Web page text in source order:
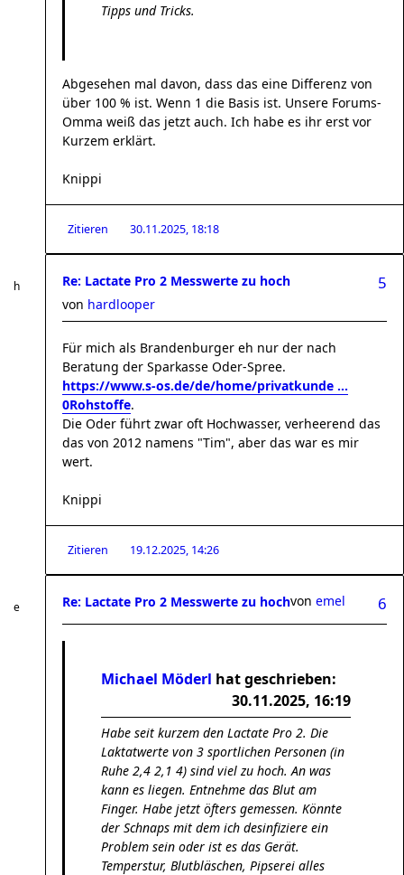
Tipps und Tricks.
Abgesehen mal davon, dass das eine Differenz von
über 100 % ist. Wenn 1 die Basis ist. Unsere Forums-
Omma weiß das jetzt auch. Ich habe es ihr erst vor
Kurzem erklärt.
Knippi
Zitieren 30.11.2025, 18:18
Re: Lactate Pro 2 Messwerte zu hoch 5
von hardlooper
Für mich als Brandenburger eh nur der nach
Beratung der Sparkasse Oder-Spree.
https://www.s-os.de/de/home/privatkunde ...
0Rohstoffe.
Die Oder führt zwar oft Hochwasser, verheerend das
das von 2012 namens "Tim", aber das war es mir
wert.
Knippi
Zitieren 19.12.2025, 14:26
Re: Lactate Pro 2 Messwerte zu hoch 6
von emel
Michael Möderl hat geschrieben:
30.11.2025, 16:19
Habe seit kurzem den Lactate Pro 2. Die
Laktatwerte von 3 sportlichen Personen (in
Ruhe 2,4 2,1 4) sind viel zu hoch. An was
kann es liegen. Entnehme das Blut am
Finger. Habe jetzt öfters gemessen. Könnte
der Schnaps mit dem ich desinfiziere ein
Problem sein oder ist es das Gerät.
Temperstur, Blutbläschen, Pipserei alles